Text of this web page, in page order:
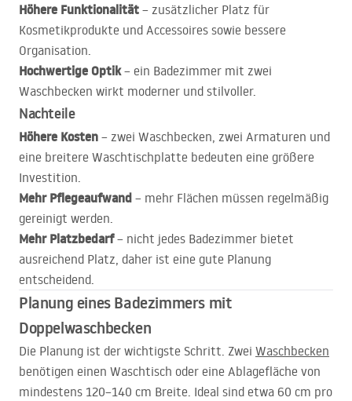
Höhere Funktionalität – zusätzlicher Platz für
Kosmetikprodukte und Accessoires sowie bessere
Organisation.
Hochwertige Optik– ein Badezimmer mit zwei
Waschbecken wirkt moderner und stilvoller.
Nachteile
Höhere Kosten – zwei Waschbecken, zwei Armaturen und
eine breitere Waschtischplatte bedeuten eine größere
Investition.
Mehr Pflegeaufwand – mehr Flächen müssen regelmäßig
gereinigt werden.
Mehr Platzbedarf– nicht jedes Badezimmer bietet
ausreichend Platz, daher ist eine gute Planung
entscheidend.
Planung eines Badezimmers mit
Doppelwaschbecken
Die Planung ist der wichtigste Schritt. Zwei Waschbecken
benötigen einen Waschtisch oder eine Ablagefläche von
mindestens 120–140 cm Breite. Ideal sind etwa 60 cm pro